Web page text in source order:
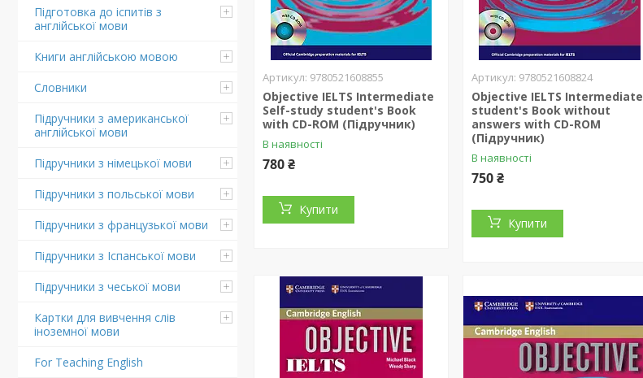
Підготовка до іспитів з
англійської мови
Книги англійською мовою
Словники
Підручники з американської
англійської мови
Підручники з німецької мови
Підручники з польської мови
Підручники з французької мови
Підручники з Іспанської мови
Підручники з чеської мови
Картки для вивчення слів
іноземної мови
For Teaching English
9780521608855
Objective IELTS Intermediate
Self-study student's Book
with CD-ROM (Підручник)
В наявності
780 ₴
Купити
9780521608824
Objective IELTS Intermediate
student's Book without
answers with CD-ROM
(Підручник)
В наявності
750 ₴
Купити